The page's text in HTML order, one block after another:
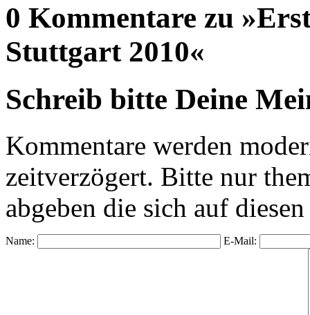
0 Kommentare zu
Stuttgart 2010«
Schreib bitte Deine
Kommentare werden
zeitverzögert. Bitte nur
abgeben die sich auf
Name: E-Mail: